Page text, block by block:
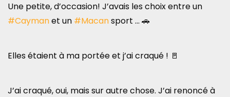
Une petite, d’occasion! J’avais les choix entre un
#Caymanet un #Macansport … 🚗
Elles étaient à ma portée et j’ai craqué ! 🚪
J’ai craqué, oui, mais sur autre chose. J’ai renoncé à